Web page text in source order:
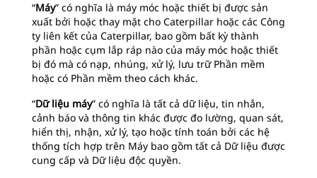
“Máy” có nghĩa là máy móc hoặc thiết bị được sản
xuất bởi hoặc thay mặt cho Caterpillar hoặc các Công
ty liên kết của Caterpillar, bao gồm bất kỳ thành
phần hoặc cụm lắp ráp nào của máy móc hoặc thiết
bị đó mà có nạp, nhúng, xử lý, lưu trữ Phần mềm
hoặc có Phần mềm theo cách khác.
“Dữ liệu máy” có nghĩa là tất cả dữ liệu, tin nhắn,
cảnh báo và thông tin khác được đo lường, quan sát,
hiển thị, nhận, xử lý, tạo hoặc tính toán bởi các hệ
thống tích hợp trên Máy bao gồm tất cả Dữ liệu được
cung cấp và Dữ liệu độc quyền.